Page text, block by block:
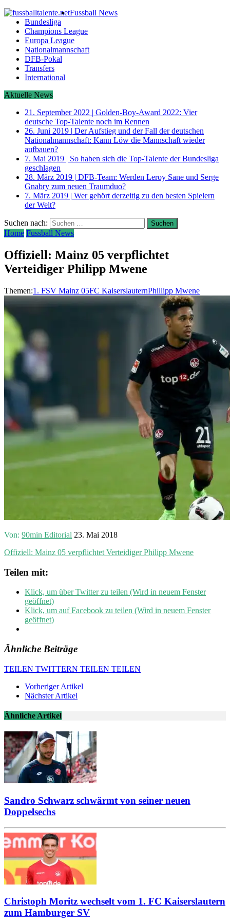
Fussball News
Bundesliga
Champions League
Europa League
Nationalmannschaft
DFB-Pokal
Transfers
International
Aktuelle News
21. September 2022 | Golden-Boy-Award 2022: Vier
deutsche Top-Talente noch im Rennen
26. Juni 2019 | Der Aufstieg und der Fall der deutschen
Nationalmannschaft: Kann Löw die Mannschaft wieder
aufbauen?
7. Mai 2019 | So haben sich die Top-Talente der Bundesliga
geschlagen
28. März 2019 | DFB-Team: Werden Leroy Sane und Serge
Gnabry zum neuen Traumduo?
7. März 2019 | Wer gehört derzeitig zu den besten Spielern
der Welt?
Suchen nach:
Home Fussball News
Offiziell: Mainz 05 verpflichtet
Verteidiger Philipp Mwene
Themen:1. FSV Mainz 05FC KaiserslauternPhillipp Mwene
Von: 90min Editorial 23. Mai 2018
Offiziell: Mainz 05 verpflichtet Verteidiger Philipp Mwene
Teilen mit:
Klick, um über Twitter zu teilen (Wird in neuem Fenster
geöffnet)
Klick, um auf Facebook zu teilen (Wird in neuem Fenster
geöffnet)
Ähnliche Beiträge
TEILEN TWITTERN TEILEN TEILEN
Vorheriger Artikel
Nächster Artikel
Ähnliche Artikel
Sandro Schwarz schwärmt von seiner neuen
Doppelsechs
Christoph Moritz wechselt vom 1. FC Kaiserslautern
zum Hamburger SV